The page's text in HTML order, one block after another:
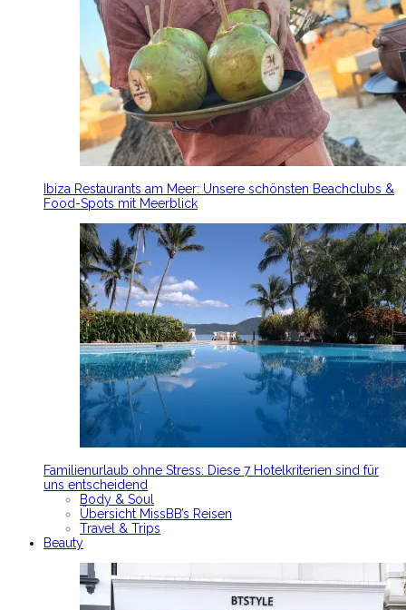
Ibiza Restaurants am Meer: Unsere schönsten Beachclubs &
Food-Spots mit Meerblick
Familienurlaub ohne Stress: Diese 7 Hotelkriterien sind für
uns entscheidend
Body & Soul
Übersicht MissBB’s Reisen
Travel & Trips
Beauty